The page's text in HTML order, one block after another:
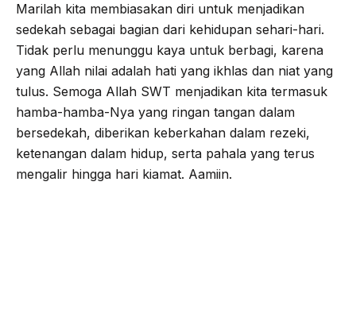
Marilah kita membiasakan diri untuk menjadikan
sedekah sebagai bagian dari kehidupan sehari-hari.
Tidak perlu menunggu kaya untuk berbagi, karena
yang Allah nilai adalah hati yang ikhlas dan niat yang
tulus. Semoga Allah SWT menjadikan kita termasuk
hamba-hamba-Nya yang ringan tangan dalam
bersedekah, diberikan keberkahan dalam rezeki,
ketenangan dalam hidup, serta pahala yang terus
mengalir hingga hari kiamat. Aamiin.